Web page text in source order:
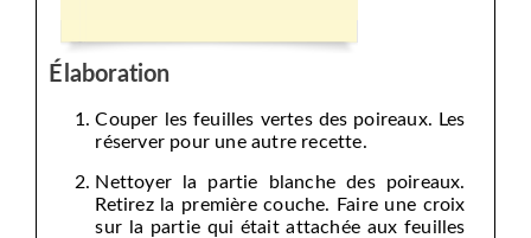
Élaboration
Couper les feuilles vertes des poireaux. Les
réserver pour une autre recette.
Nettoyer la partie blanche des poireaux.
Retirez la première couche. Faire une croix
sur la partie qui était attachée aux feuilles